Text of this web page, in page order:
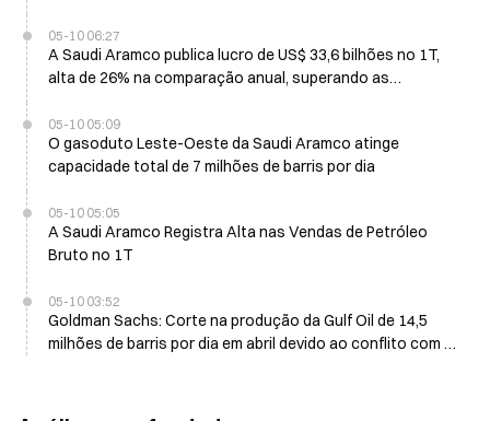
05-10 06:27
A Saudi Aramco publica lucro de US$ 33,6 bilhões no 1T,
alta de 26% na comparação anual, superando as
05-10 05:09
O gasoduto Leste-Oeste da Saudi Aramco atinge
capacidade total de 7 milhões de barris por dia
05-10 05:05
A Saudi Aramco Registra Alta nas Vendas de Petróleo
Bruto no 1T
05-10 03:52
Goldman Sachs: Corte na produção da Gulf Oil de 14,5
milhões de barris por dia em abril devido ao conflito com o